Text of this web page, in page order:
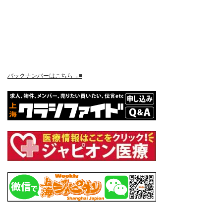
バックナンバーはこちら→■